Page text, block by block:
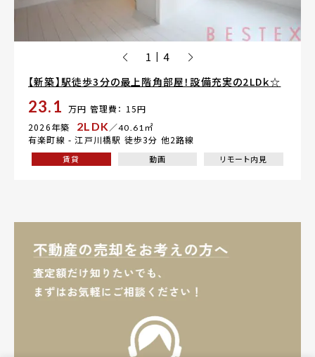
1 | 4
【新築】駅徒歩3分の最上階角部屋！設備充実の2LDｋ☆
23.1 万円 管理費： 15円
2026年築
2LDK ／40.61㎡
有楽町線 -江戸川橋駅 徒歩3分 他2路線
賃貸 動画 リモート内見